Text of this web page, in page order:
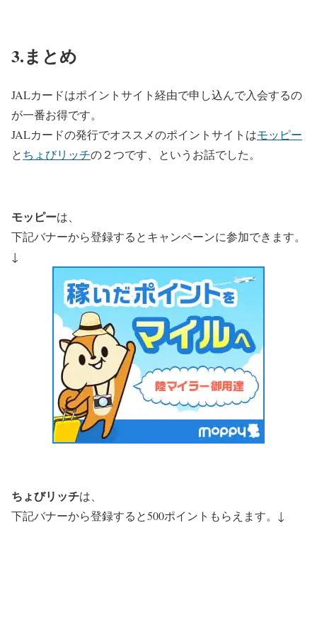
3.まとめ
JALカードはポイントサイト経由で申し込んで入会するの
が一番お得です。
JALカードの発行でオススメのポイントサイトはモッピー
とちょびリッチの２つです、というお話でした。
モッピーは、
下記バナーから登録するとキャンペーンに参加できます。
↓
ちょびリッチは、
下記バナーから登録すると500ポイントもらえます。↓